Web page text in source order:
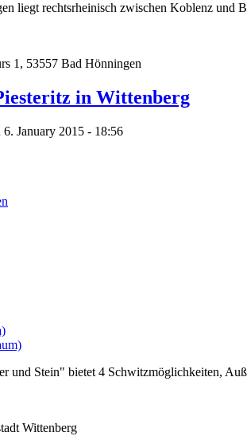
liegt rechtsrheinisch zwischen Koblenz und
1, 53557 Bad Hönningen
in Wittenberg
January 2015 - 18:56
und Stein" bietet 4 Schwitzmöglichkeiten,
Wittenberg